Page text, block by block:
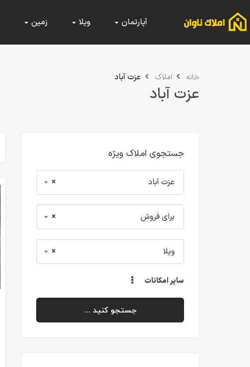
آپارتمان ویلا زمین
خانه املاک عزت آباد
عزت آباد
جستجوی املاک ویژه
× عزت آباد
× برای فروش
× ویلا
سایر امکانات
جستجو کنید ...